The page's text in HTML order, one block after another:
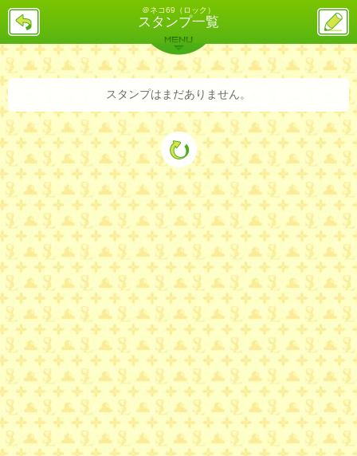
＠ネコ69（ロック）
スタンプ一覧
戻
ス
投
稿
バックナンバー 詳細検索 ランキング
MENU
スタンプはまだありません。